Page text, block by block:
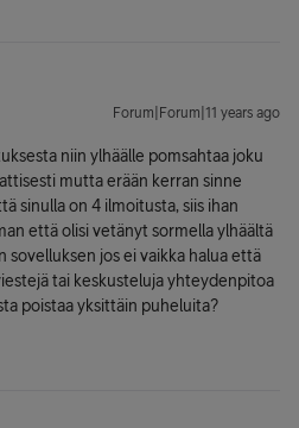
Forum|Forum|11 years ago
niin ylhäälle pomsahtaa joku
mutta erään kerran sinne
sinulla on 4 ilmoitusta, siis ihan
että olisi vetänyt sormella ylhäältä
sovelluksen jos ei vaikka halua että
tai keskusteluja yhteydenpitoa
poistaa yksittäin puheluita?